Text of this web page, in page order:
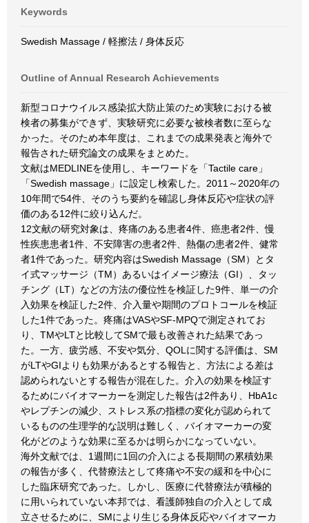
Keywords
Swedish Massage / 軽擦法 / 身体反応
Outline of Annual Research Achievements
新型コロナウイルス感染拡大防止策のため実験における被
検者の募集ができず、実験研究に必要な被検者数に至らな
かった。そのため本年度は、これまでの成果発表と海外で
報告された研究論文の成果をまとめた。
文献はMEDLINEを使用し、キーワードを「Tactile care」
「Swedish massage」に設定し検索した。2011～2020年の
10年間で54件、そのうち要約を確認し身体反応や症状の評
価のある12件に絞り込んだ。
12文献の研究対象は、疼痛のある患者4件、癌患者2件、慢
性疾患患者1件、不安障害の患者2件、熱傷の患者2件、健常
者1件であった。研究内容はSwedish Massage（SM）とタ
イ式マッサージ（TM）あるいはイメージ療法（GI）、タッ
チング（LT）などの方法の優位性を検証した9件、単一の介
入効果を検証した2件、介入量や期間のプロトコールを検証
した1件であった。疼痛はVASやSF-MPQで測定されてお
り、TMやLTと比較してSMで最も改善された結果であっ
た。一方、疲労感、不安や気分、QOLに関する評価は、SM
がLTやGIよりも効果があるとする報告と、方法による差は
認められないとする報告が混在した。介入の効果を検証す
るためにバイオマーカーを測定した報告は2件あり、HbA1c
やレプチンの減少、ストレス系の指標の変化が認められて
いるものの生理学的な説明は難しく、バイオマーカーの変
化がどのような効果に至るかは明らかになっていない。
海外文献では、1週間に1回の介入による長期間の累積効果
の報告が多く、代替療法として疼痛や不安の緩和を中心に
した臨床研究であった。しかし、医療に代替療法が積極的
に用いられていない本邦では、看護師独自の介入として成
立させるために、SMにより生じる身体反応やバイオマーカ